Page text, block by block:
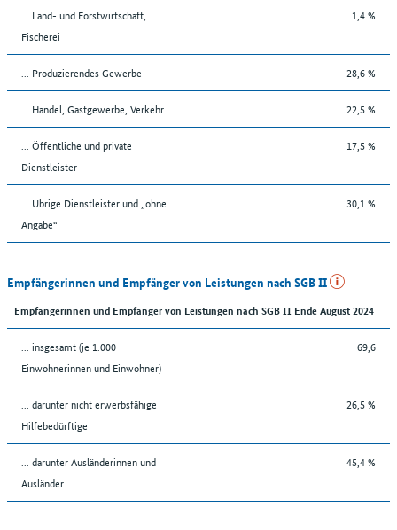
... Land- und Forstwirtschaft,
Fischerei
1,4 %
... Produzierendes Gewerbe 28,6 %
... Handel, Gastgewerbe, Verkehr 22,5 %
... Öffentliche und private
Dienstleister
17,5 %
... Übrige Dienstleister und „ohne
Angabe“
30,1 %
Empfängerinnen und Empfänger von Leistungen nach SGB II
Empfängerinnen und Empfänger von Leistungen nach SGB II Ende August 2024
... insgesamt (je 1.000
Einwohnerinnen und Einwohner)
69,6
... darunter nicht erwerbsfähige
Hilfebedürftige
26,5 %
... darunter Ausländerinnen und
Ausländer
45,4 %